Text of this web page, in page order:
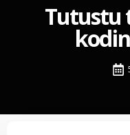
Tutustu